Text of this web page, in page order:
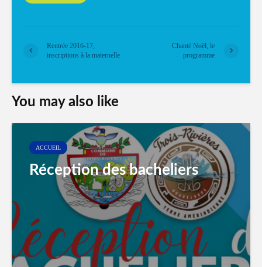
Rentrée 2016-17,
inscriptions à la maternelle
Chanté Noël, le
programme
You may also like
ACCUEIL
Réception des bacheliers